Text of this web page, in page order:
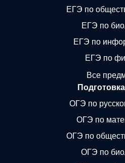
ЕГЭ по
ЕГЭ по
ЕГЭ по
ЕГЭ по
Все
ОГЭ по
ОГЭ по
ОГЭ по
ОГЭ по